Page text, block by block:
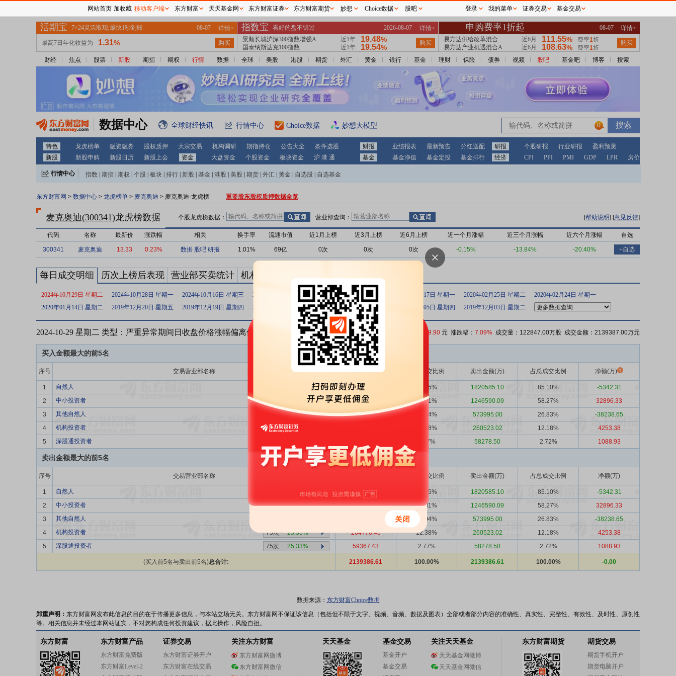
财经 焦点 股票 新股 期指 期权 行情 数据 全球 美股 港股 期货 外汇 黄金 银行 基金 理财 保险 债券 视频 股吧 基金吧 博客 搜索
数据中心 全球财经快讯 行情中心 Choice数据 妙想大模型 0
特色 龙虎榜单 融资融券 股权质押 大宗交易 机构调研 期指持仓 公告大全 条件选股 财报 业绩报表 最新预告 分红送配 研报 个股研报 行业研报
盈利预测
新股
新股申购 新股日历 新股上会 资金 大盘资金 个股资金 板块资金 沪 港 通 基金 基金净值 基金定投 基金排行 经济 CPI PPI PMI GDP LPR 房价
行情中心 指数 期指 期权 个股 板块 排行 新股 基金 港股 美股 期货 外汇 黄金 自选股 自选基金
东方财富网 > 数据中心 > 龙虎榜单 > 麦克奥迪 > 麦克奥迪-龙虎榜 重要股东股权质押数据全览
麦克奥迪(300341)龙虎榜数据 个股龙虎榜数据： 营业部查询： [帮助说明] [意见反馈]
代码 名称 最新价 涨跌幅 相关 换手率 流通市值 近1月上榜 近3月上榜 近6月上榜 近一个月涨幅 近三个月涨幅 近六个月涨幅 自选
300341 麦克奥迪 13.33 0.23% 数据 股吧 研报 1.01% 69亿 0次 0次 0次 -0.15% -13.84% -20.40% +自选
每日成交明细 历次上榜后表现 营业部买卖统计 机构买卖统计
2024年10月29日 星期二 2024年10月28日 星期一 2024年10月16日 星期三 2023年10月11日 星期三 2023年03月27日 星期一 2022年10月17日 星期一 2020年02月25日 星期二
2020年02月24日 星期一
2020年01月14日 星期二
2019年12月20日 星期五 2019年12月19日 星期四 2019年12月10日 星期二 2019年12月06日 星期五 2019年12月05日 星期四 2019年12月03日 星期二
2024-10-29 星期二 类型：严重异常期间日收盘价格涨幅偏离值累计达到200%的证券 29.90 元 涨跌幅： 7.09% 成交量：122847.00万股 成交金额：2139387.00万元
买入金额最大的前5名
序号 交易营业部名称 买入金额(万) 占总成交比例 卖出金额(万) 占总成交比例 净额(万)
1 自然人 1815242.78 84.85% 1820585.10 85.10%
-5342.31
2
中小投资者 75次 25.33% 1279486.43 59.81% 1246590.09 58.27%
32896.33
3
其他自然人 75次 25.33% 535756.36 25.04% 573995.00 26.83%
-38238.65
4
机构投资者 75次 25.33% 12.38% 260523.02 12.18%
4253.38
5
深股通投资者 2.77% 58278.50 2.72% 1088.93
卖出金额最大的前5名
序号 交易营业部名称 占总成交比例 卖出金额(万) 占总成交比例 净额(万)
1 自然人 25.33% 1815242.78 84.85% 1820585.10 85.10%
-5342.31
2
中小投资者 75次 25.33% 1279486.43 59.81% 1246590.09 58.27%
32896.33
3
其他自然人 25.04% 573995.00 26.83%
-38238.65
4
机构投资者 75次 25.33% 264776.40 12.38% 260523.02 12.18%
4253.38
5
深股通投资者 75次 25.33% 59367.43 2.77% 58278.50 2.72% 1088.93
(买入前5名与卖出前5名)总合计: 2139386.61 100.00% 2139386.61 100.00% -0.00
数据来源： 东方财富Choice数据
郑重声明： 东方财富网发布此信息的目的在于传播更多信息，与本站立场无关。东方财富网不保证该信息（包括但不限于文字、视频、音频、数据及图表）全部或者部分内容的准确性、真实性、完整性、有效性、及时性、原创性
等。相关信息并未经过本网站证实，不对您构成任何投资建议，据此操作，风险自担。
网站首页 加收藏 移动客户端 东方财富 天天基金网 东方财富证券 东方财富期货 妙想 Choice数据 股吧 登录 我的菜单 证券交易 基金交易